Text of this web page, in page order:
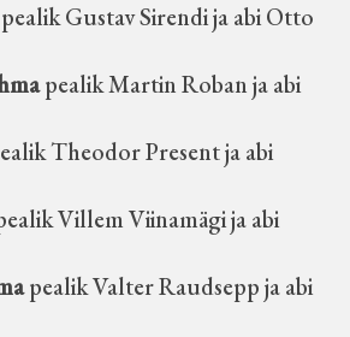
Gustav Sirendi ja abi Otto
pealik Martin Roban ja abi
Theodor Present ja abi
Villem Viinamägi ja abi
pealik Valter Raudsepp ja abi